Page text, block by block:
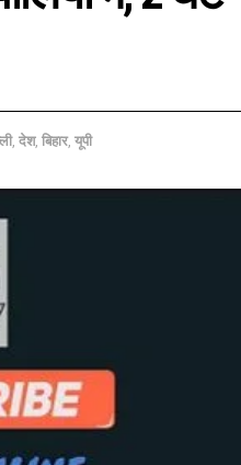
, देश, बिहार, यूपी